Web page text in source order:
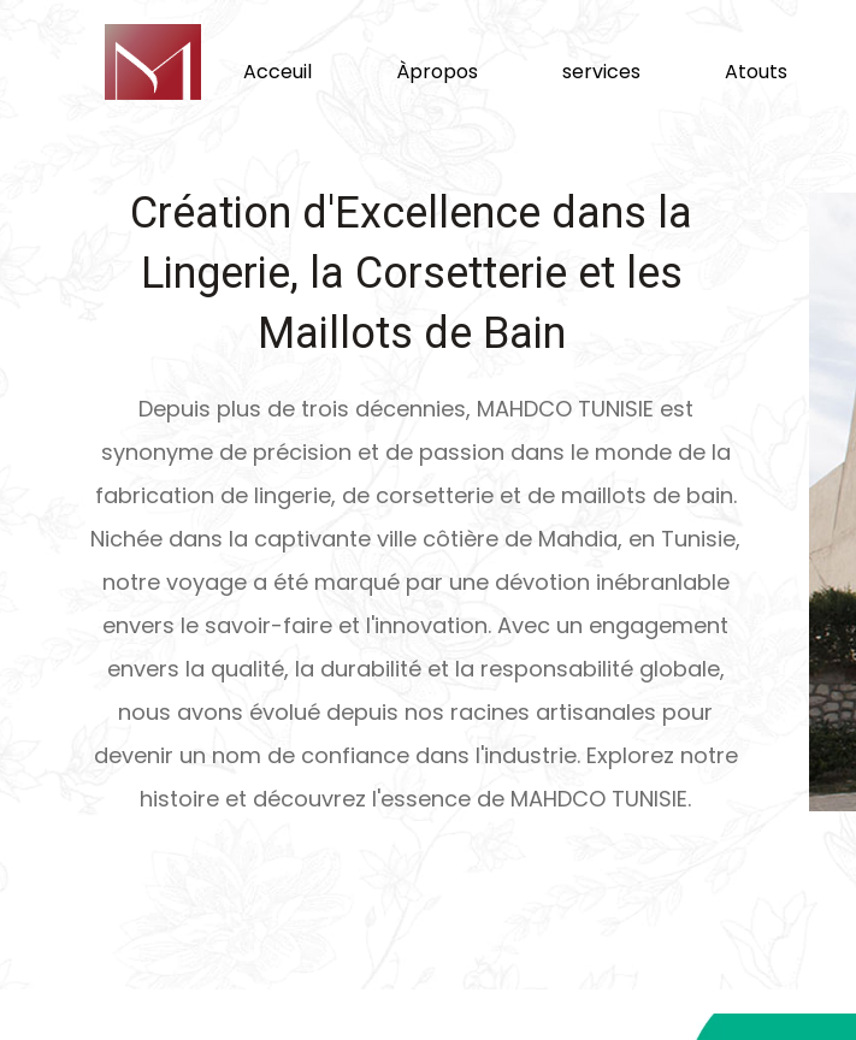
Acceuil Àpropos services Atouts
Création d'Excellence dans la
Lingerie, la Corsetterie et les
Maillots de Bain
Depuis plus de trois décennies, MAHDCO TUNISIE est
synonyme de précision et de passion dans le monde de la
fabrication de lingerie, de corsetterie et de maillots de bain.
Nichée dans la captivante ville côtière de Mahdia, en Tunisie,
notre voyage a été marqué par une dévotion inébranlable
envers le savoir-faire et l'innovation. Avec un engagement
envers la qualité, la durabilité et la responsabilité globale,
nous avons évolué depuis nos racines artisanales pour
devenir un nom de confiance dans l'industrie. Explorez notre
histoire et découvrez l'essence de MAHDCO TUNISIE.